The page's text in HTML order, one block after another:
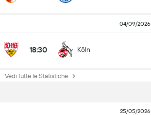
04/09/2026
18:30 Köln
Vedi tutte le Statistiche
25/05/2026